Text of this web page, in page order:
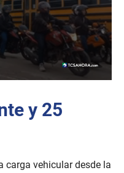
y 25
carga vehicular desde la